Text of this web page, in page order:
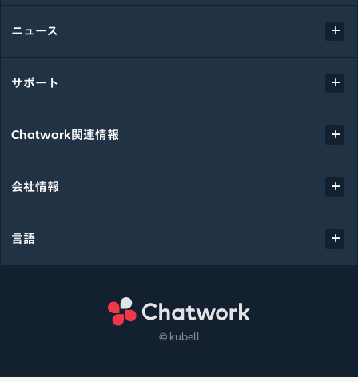
ニュース
サポート
Chatwork関連情報
会社情報
言語
© kubell